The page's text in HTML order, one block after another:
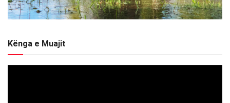
Kënga e Muajit